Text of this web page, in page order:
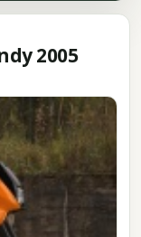
2005